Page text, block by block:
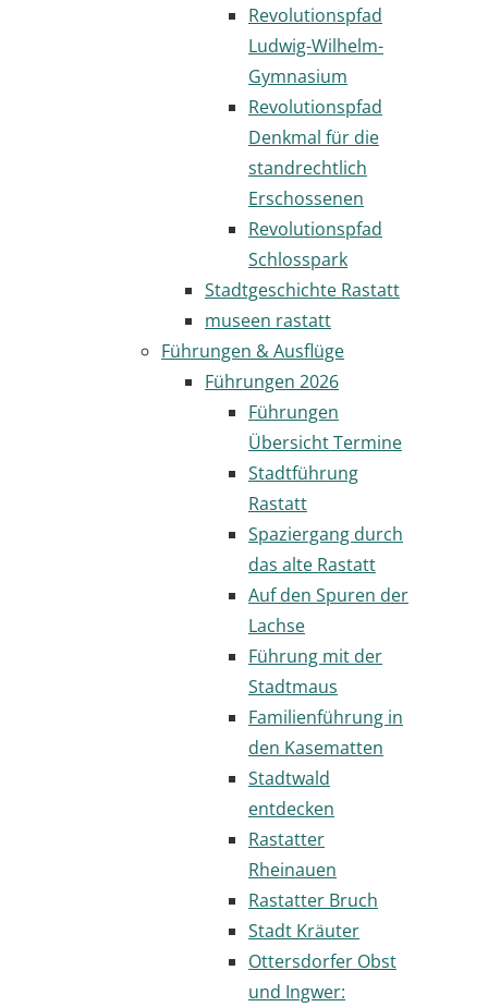
Revolutionspfad
Ludwig-Wilhelm-
Gymnasium
Revolutionspfad
Denkmal für die
standrechtlich
Erschossenen
Revolutionspfad
Schlosspark
Stadtgeschichte Rastatt
museen rastatt
Führungen & Ausflüge
Führungen 2026
Führungen
Übersicht Termine
Stadtführung
Rastatt
Spaziergang durch
das alte Rastatt
Auf den Spuren der
Lachse
Führung mit der
Stadtmaus
Familienführung in
den Kasematten
Stadtwald
entdecken
Rastatter
Rheinauen
Rastatter Bruch
Stadt Kräuter
Ottersdorfer Obst
und Ingwer: